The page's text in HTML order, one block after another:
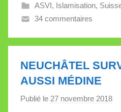
l
a
l
ASVI, Islamisation,
34 commentaires
NEUCHÂTEL
AUSSI MÉDINE
Publié le 27 novembre 2018